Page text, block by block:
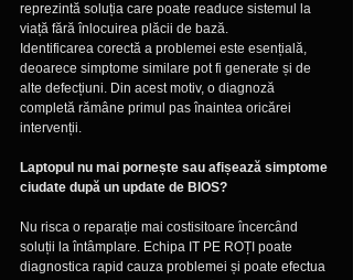
reprezintă soluția care poate readuce sistemul la
viață fără înlocuirea plăcii de bază.
Identificarea corectă a problemei este esențială,
deoarece simptome similare pot fi generate și de
alte defecțiuni. Din acest motiv, o diagnoză
completă rămâne primul pas înaintea oricărei
intervenții.
Laptopul nu mai pornește sau afișează simptome
ciudate după un update de BIOS?
Nu risca o reparație mai costisitoare încercând
soluții la întâmplare. Echipa IT PE ROȚI poate
diagnostica rapid cauza problemei și poate efectua